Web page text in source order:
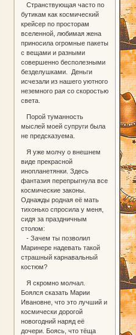
Странствующая часто по
бутикам как космический
крейсер по просторам
вселенной, любимая жена
приносила огромные пакеты
с вещами и разными
совершенно бесполезными
безделушками. Деньги
исчезали из нашего уютного
неземного рая со скоростью
света.
Порой туманность
мыслей моей супруги была
не предсказуема.
Я уже молчу о внешнем
виде прекрасной
инопланетянки. Здесь
фантазия перепрыгнула все
космические законы.
Однажды родная её мать
тихонько спросила у меня,
сидя за праздничным
столом:
- Зачем ты позволил
Маринере надевать такой
страшный карнавальный
костюм?
Я скромно молчал.
Боялся сказать Марии
Ивановне, что это лучший и
космически дорогой
новогодний наряд её
дочери. Боясь, что тёща